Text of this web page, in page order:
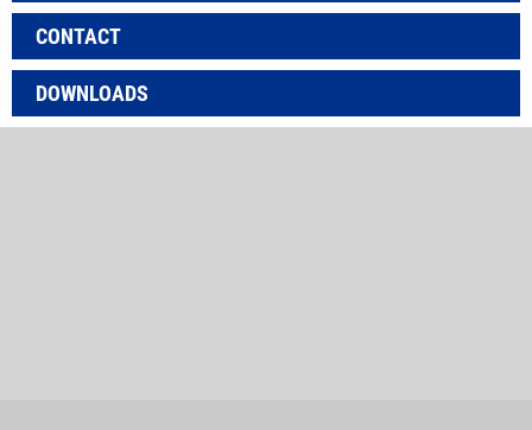
CONTACT
DOWNLOADS